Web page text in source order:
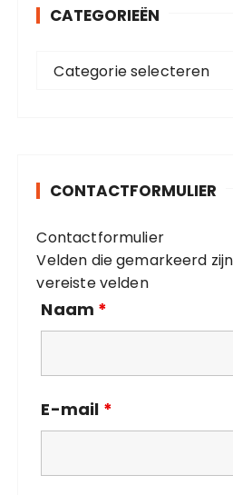
CATEGORIEËN
r
e
ë
n
Categorie selecteren
CONTACTFORMULIER
Contactformulier
Velden die gemarkeerd
vereiste velden
Naam *
E-mail *